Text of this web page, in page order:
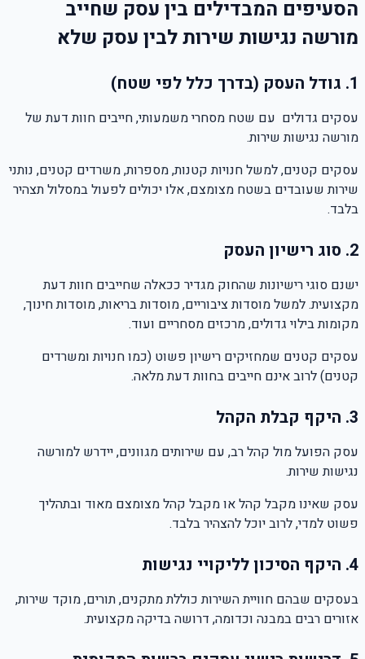
הסעיפים המבדילים בין עסק שחייב
מורשה נגישות שירות לבין עסק שלא
1. גודל העסק (בדרך כלל לפי שטח)
עסקים גדולים עם שטח מסחרי משמעותי,חייבים חוות דעת של
מורשה נגישות שירות.
עסקים קטנים, למשלחנויות קטנות, מספרות, משרדים קטנים, נותני
שירות שעובדים בשטח מצומצם, אלויכולים לפעול במסלול תצהיר
בלבד.
2. סוג רישיון העסק
ישנם סוגי רישיונות שהחוק מגדיר ככאלה שחייבים חוות דעת
מקצועית.למשל מוסדות ציבוריים, מוסדות בריאות, מוסדות חינוך,
מקומות בילוי גדולים, מרכזים מסחריים ועוד.
עסקים קטנים שמחזיקים רישיון פשוט (כמו חנויות ומשרדים
קטנים)לרוב אינם חייבים בחוות דעת מלאה.
3. היקף קבלת הקהל
עסק הפועל מול קהל רב, עם שירותים מגוונים,יידרש למורשה
נגישות שירות.
עסק שאינו מקבל קהל או מקבל קהל מצומצם מאוד ובתהליך
פשוט למדי,לרוב יוכל להצהיר בלבד.
4. היקף הסיכון לליקויי נגישות
בעסקים שבהם חוויית השירות כוללת מתקנים, תורים, מוקד שירות,
אזורים רבים במבנה וכדומה, דרושה בדיקה מקצועית.